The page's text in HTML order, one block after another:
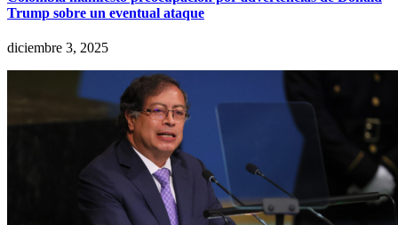
Trump sobre un eventual ataque
diciembre 3, 2025